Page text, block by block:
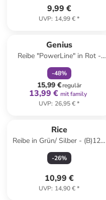
9,99 €
UVP: 14,99 €*
Genius
Reibe "PowerLine" in Rot -
(B)13 x (H)33,7 cm
-48%
15,99 €regulär
13,99 € mit family
UVP: 26,95 €*
Rice
Reibe in Grün/ Silber - (B)12 x
(H)25,5 x (T)12 cm
-26%
10,99 €
UVP: 14,90 €*